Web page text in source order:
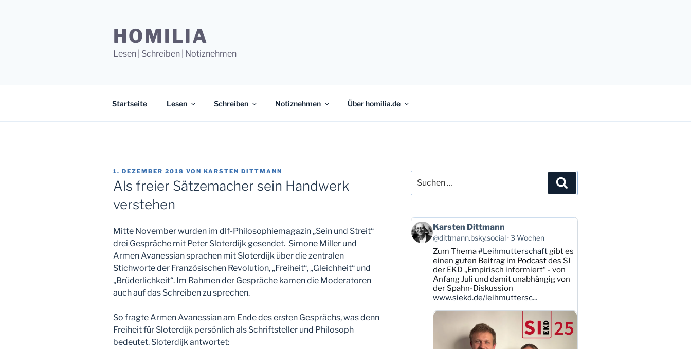
HOMILIA
Lesen | Schreiben | Notiznehmen
Startseite Lesen Schreiben Notiznehmen Über homilia.de
VERÖFFENTLICHT
AM
1. DEZEMBER 2018 VON KARSTEN DITTMANN
Als freier Sätzemacher sein Handwerk
verstehen
Mitte November wurden im dlf-Philosophiemagazin „Sein und Streit“
drei Gespräche mit Peter Sloterdijk gesendet. Simone Miller und
Armen Avanessian sprachen mit Sloterdijk über die zentralen
Stichworte der Französischen Revolution, „Freiheit“, „Gleichheit“ und
„Brüderlichkeit“. Im Rahmen der Gespräche kamen die Moderatoren
auch auf das Schreiben zu sprechen.
So fragte Armen Avanessian am Ende des ersten Gesprächs, was denn
Freiheit für Sloterdijk persönlich als Schriftsteller und Philosoph
bedeutet. Sloterdijk antwortet:
nach:
Beitrag
von
Karsten
Dittmann
Bluesky
ansehen
Karsten Dittmann
@dittmann.bsky.social 3 Wochen
Zum Thema#Leihmutterschaftgibt es
einen guten Beitrag im Podcast des SI
der EKD „Empirisch informiert“ - von
Anfang Juli und damit unabhängig von
der Spahn-Diskussion
www.siekd.de/leihmuttersc...